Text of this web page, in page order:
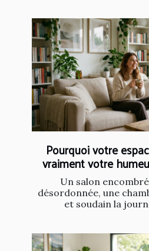
Pourquoi votre
vraiment votre
Un salon
désordonnée, une
et soudain la